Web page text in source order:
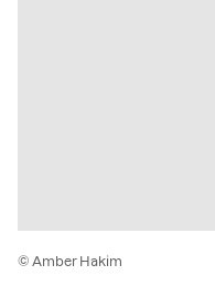
© Amber Hakim